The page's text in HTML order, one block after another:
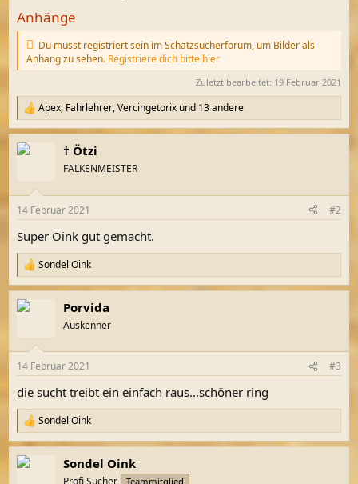
Anhänge
Du musst registriert sein im Schatzsucherforum, um Bilder als
Anhang zu sehen. Registriere dich bitte hier
Zuletzt bearbeitet: 19 Februar 2021
R
e
a
k
e
:
Apex, Fahrlehrer,Vercingetorix und 13 andere
† Ötzi
FALKENMEISTER
14 Februar 2021 #2
Super Oink gut gemacht.
R
e
a
k
e
:
Sondel Oink
Porvida
Auskenner
14 Februar 2021 #3
die sucht treibt ein einfach raus...schöner ring
R
e
a
k
Sondel Oink
Sondel Oink
Profi Sucher Teammitglied